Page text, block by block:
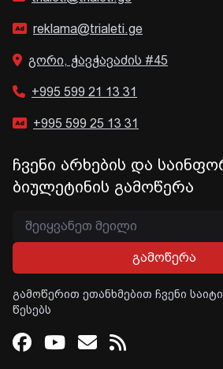
reklama@trialeti.ge
გორი, ჭავჭავაძის #45
+995 599 21 13 31
+995 599 25 13 31
ჩვენი არხების და
ბიულეტინის გამოწერა
გამოწერა
გამოწერით ეთანხმებით ჩვენი
წესებს
Facebook
Youtube
Email
RSS